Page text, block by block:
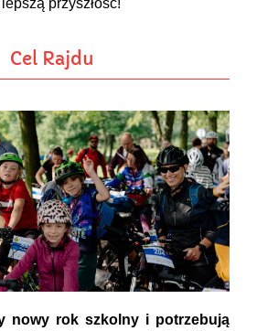
przyszłość!
Cel Rajdu
nowy rok szkolny i potrzebują